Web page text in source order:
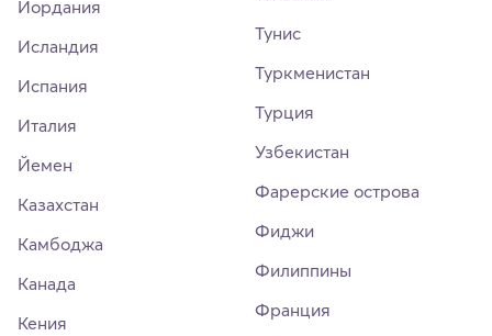
Иордания
Исландия
Испания
Италия
Йемен
Казахстан
Камбоджа
Канада
Кения
Тунис
Туркменистан
Турция
Узбекистан
Фарерские острова
Фиджи
Филиппины
Франция